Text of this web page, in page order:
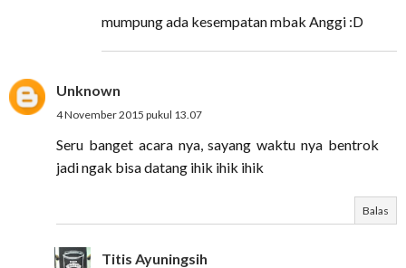
mumpung ada kesempatan mbak Anggi :D
Unknown
4 November 2015 pukul 13.07
Seru banget acara nya, sayang waktu nya bentrok
jadi ngak bisa datang ihik ihik ihik
Balas
Titis Ayuningsih